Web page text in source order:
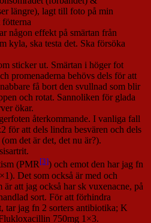
längre), lagt till foto på min
fötterna
någon effekt på smärtan från
kyla, ska testa det. Ska försöka
sticker ut. Smärtan i höger fot
promenaderna behövs dels för att
få bort den svullnad som blir
och rotat. Sannoliken för glada
ökar.
återkommande. I vanliga fall
för att dels lindra besvären och dels
det är det, det nu är?).
(PMR[3]) och emot den har jag fn
Det som också är med och
att jag också har sk vuxenacne, på
sort. För att förhindra
tar jag fn 2 sorters antibiotika; K
750mg 1×3.